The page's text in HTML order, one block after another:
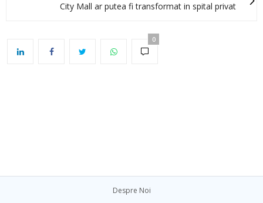
City Mall ar putea fi transformat in spital privat
0
Despre Noi